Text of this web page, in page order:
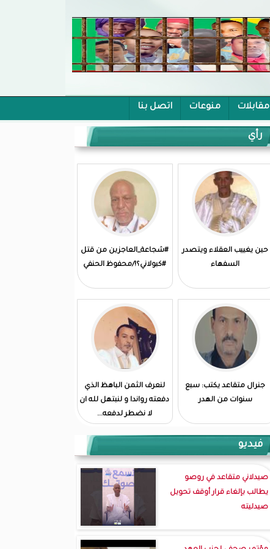
مقابلات منوعات اتصل بنا
رأي
حين يغييب العقلاء ويتصدر
السفهاء
#شجاعة_العاجزين من قتل
#كبولاني؟!/محفوظ الحنفي
جنرال متقاعد يكتب: سبع
سنوات من الهدر
لنعرف الثمن الباهظ الذي
دفعته رواندا و لنبتهل لله ان
لا نضطر لدفعه...
فيديو
صيدلاني متقاعد في روصو
يطالب بإلغاء قرار أوقف تحويل
صيدليته